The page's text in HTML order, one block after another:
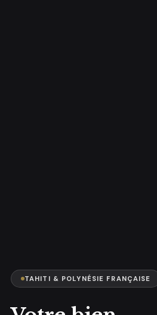
TAHITI & POLYNÉSIE FRANÇAISE